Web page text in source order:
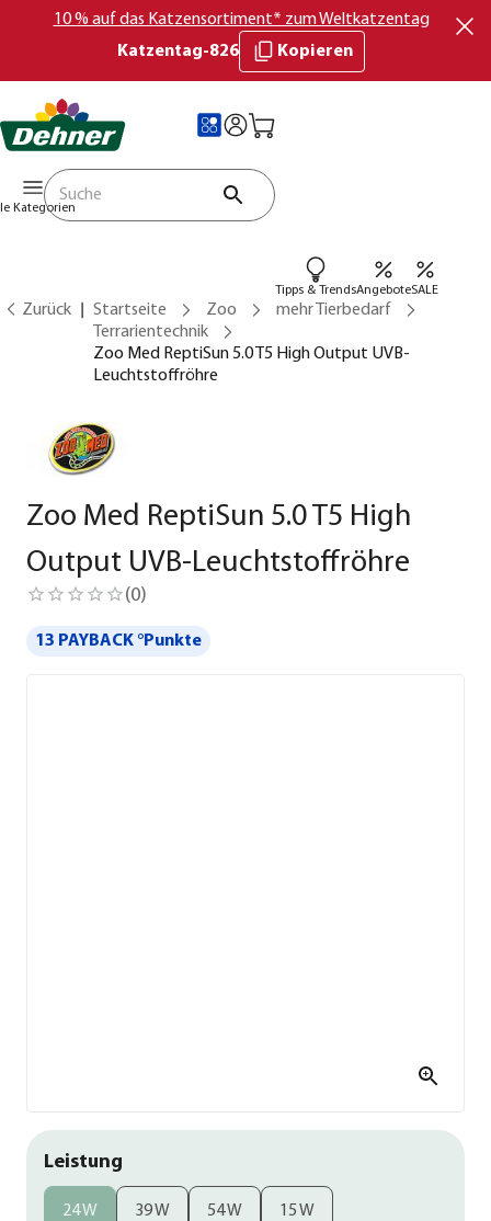
10 % auf das Katzensortiment* zum Weltkatzentag
Katzentag-826
Kopieren
Kategorien
Tipps & TrendsAngeboteSALE
Zurück Startseite Zoo
mehr Tierbedarf
Terrarientechnik
Zoo Med ReptiSun 5.0 T5 High Output UVB-
Leuchtstoffröhre
Zoo Med ReptiSun 5.0 T5 High
Output UVB-Leuchtstoffröhre
(0)
13 PAYBACK °Punkte
Leistung
24 W 39 W 54 W 15 W